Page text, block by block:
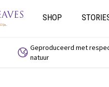
SHOP
Geproduceerd met
natuur